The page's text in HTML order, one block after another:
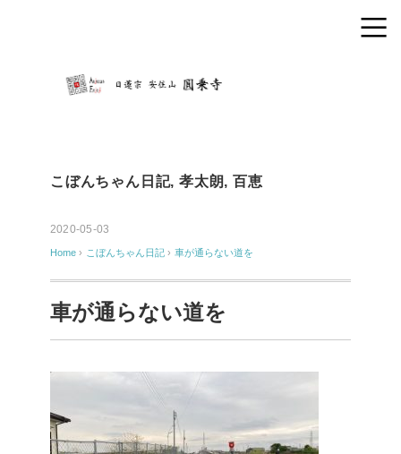
こぼんちゃん日記,孝太朗,百恵
2020-05-03
Home › こぼんちゃん日記 › 車が通らない道を
車が通らない道を